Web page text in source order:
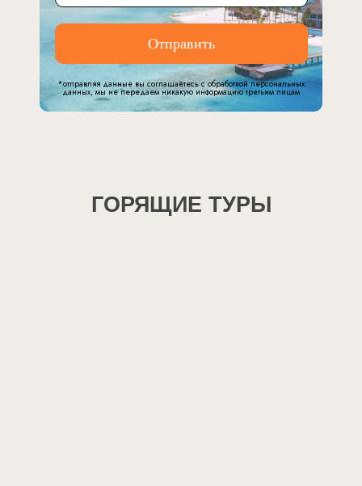
Отправить
*отправляя данные вы соглашаетесь с обработкой персональных
данных, мы не передаем никакую информацию третьим лицам
ГОРЯЩИЕ ТУРЫ